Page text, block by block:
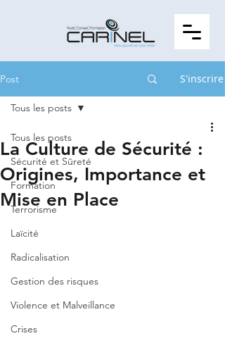
Post S'inscrire
Tous les posts
Sécurité et Sûreté
Formation
Terrorisme
Laïcité
Radicalisation
Gestion des risques
Violence et Malveillance
Crises
Tous les posts
La Culture de Sécurité :
Origines, Importance et
Mise en Place